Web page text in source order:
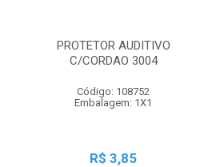
PROTETOR AUDITIVO
C/CORDAO 3004
Código: 108752
Embalagem: 1X1
R$ 3,85